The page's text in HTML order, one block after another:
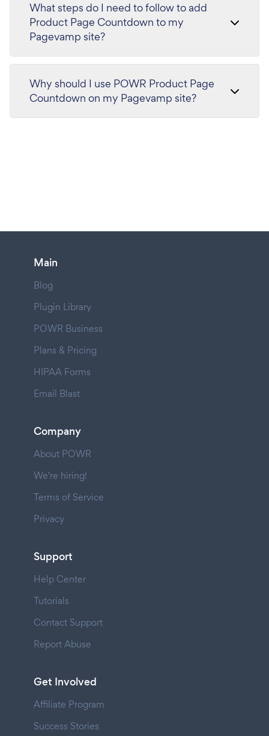
What steps do I need to follow to add
Product Page Countdown to my
Pagevamp site?
Why should I use POWR Product Page
Countdown on my Pagevamp site?
Main
Blog
Plugin Library
POWR Business
Plans & Pricing
HIPAA Forms
Email Blast
Company
About POWR
We're hiring!
Terms of Service
Privacy
Support
Help Center
Tutorials
Contact Support
Report Abuse
Get Involved
Affiliate Program
Success Stories